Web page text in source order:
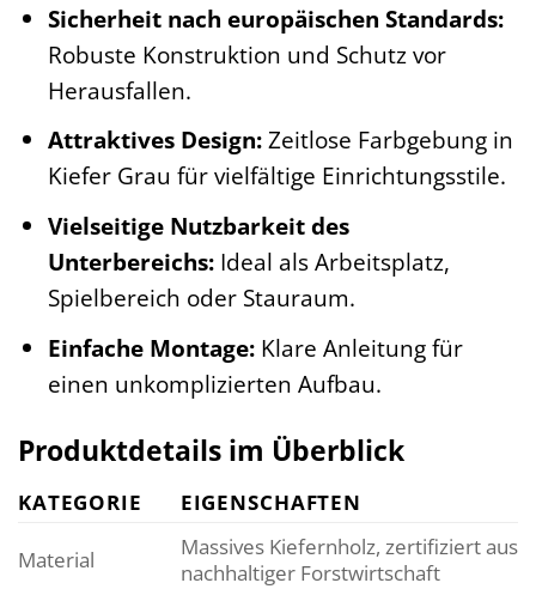
Sicherheit nach europäischen Standards:
Robuste Konstruktion und Schutz vor
Herausfallen.
Attraktives Design:Zeitlose Farbgebung in
Kiefer Grau für vielfältige Einrichtungsstile.
Vielseitige Nutzbarkeit des
Unterbereichs: Ideal als Arbeitsplatz,
Spielbereich oder Stauraum.
Einfache Montage: Klare Anleitung für
einen unkomplizierten Aufbau.
Produktdetails im Überblick
KATEGORIE
EIGENSCHAFTEN
Material
Massives Kiefernholz, zertifiziert aus
nachhaltiger Forstwirtschaft